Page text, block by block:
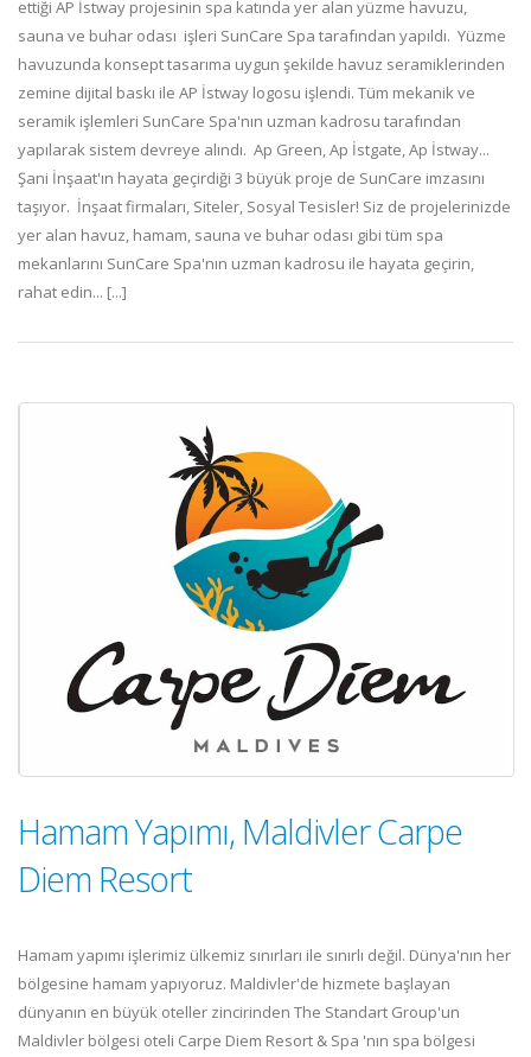
ettiği AP İstway projesinin spa katında yer alan yüzme havuzu,
sauna ve buhar odası işleri SunCare Spa tarafından yapıldı. Yüzme
havuzunda konsept tasarıma uygun şekilde havuz seramiklerinden
zemine dijital baskı ile AP İstway logosu işlendi. Tüm mekanik ve
seramik işlemleri SunCare Spa'nın uzman kadrosu tarafından
yapılarak sistem devreye alındı. Ap Green, Ap İstgate, Ap İstway...
Şani İnşaat'ın hayata geçirdiği 3 büyük proje de SunCare imzasını
taşıyor. İnşaat firmaları, Siteler, Sosyal Tesisler! Siz de projelerinizde
yer alan havuz, hamam, sauna ve buhar odası gibi tüm spa
mekanlarını SunCare Spa'nın uzman kadrosu ile hayata geçirin,
rahat edin... [...]
Hamam Yapımı, Maldivler Carpe
Diem Resort
Hamam yapımı işlerimiz ülkemiz sınırları ile sınırlı değil. Dünya'nın her
bölgesine hamam yapıyoruz. Maldivler'de hizmete başlayan
dünyanın en büyük oteller zincirinden The Standart Group'un
Maldivler bölgesi oteli Carpe Diem Resort & Spa 'nın spa bölgesi